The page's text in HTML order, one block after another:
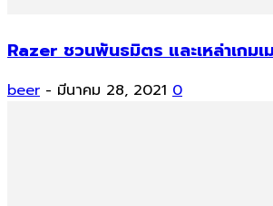
Razer ชวนพันธมิตร และเหล่าเกม
beer - มีนาคม 28, 2021 0